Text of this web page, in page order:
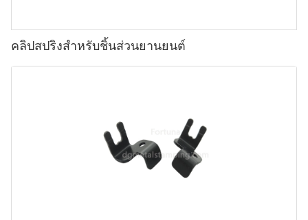
คลิปสปริงสำหรับชิ้นส่วนยานยนต์